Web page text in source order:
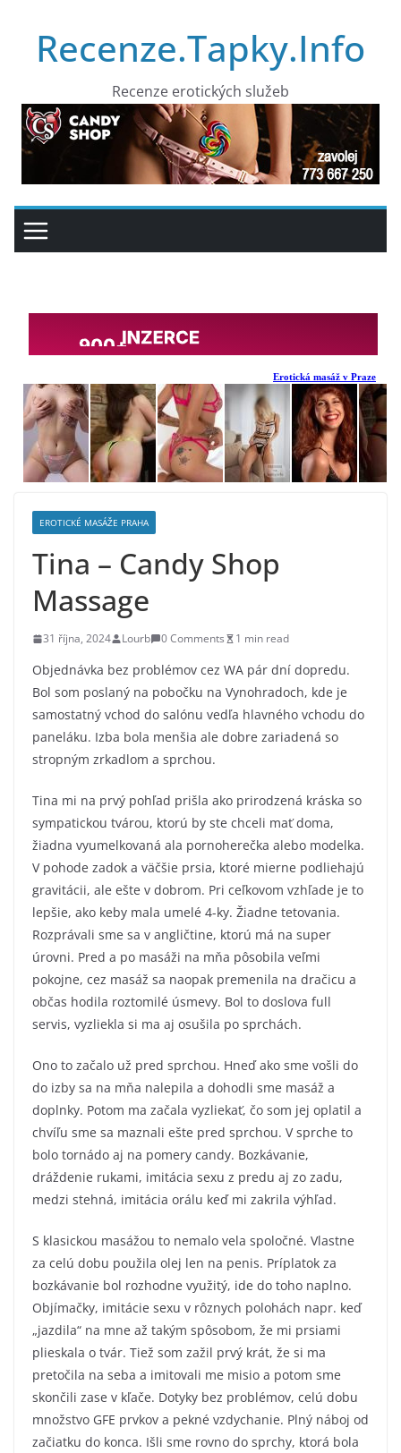
obsahRecenze.Tapky.Info
Recenze erotických služeb
EROTICKÉ MASÁŽE PRAHA
Tina – Candy Shop
Massage
31 října, 2024 Lourb 0 Comments 1 min read
Objednávka bez problémov cez WA pár dní dopredu.
Bol som poslaný na pobočku na Vynohradoch, kde je
samostatný vchod do salónu vedľa hlavného vchodu do
paneláku. Izba bola menšia ale dobre zariadená so
stropným zrkadlom a sprchou.
Tina mi na prvý pohľad prišla ako prirodzená kráska so
sympatickou tvárou, ktorú by ste chceli mať doma,
žiadna vyumelkovaná ala pornoherečka alebo modelka.
V pohode zadok a väčšie prsia, ktoré mierne podliehajú
gravitácii, ale ešte v dobrom. Pri ceľkovom vzhľade je to
lepšie, ako keby mala umelé 4-ky. Žiadne tetovania.
Rozprávali sme sa v angličtine, ktorú má na super
úrovni. Pred a po masáži na mňa pôsobila veľmi
pokojne, cez masáž sa naopak premenila na dračicu a
občas hodila roztomilé úsmevy. Bol to doslova full
servis, vyzliekla si ma aj osušila po sprchách.
Ono to začalo už pred sprchou. Hneď ako sme vošli do
do izby sa na mňa nalepila a dohodli sme masáž a
doplnky. Potom ma začala vyzliekať, čo som jej oplatil a
chvíľu sme sa maznali ešte pred sprchou. V sprche to
bolo tornádo aj na pomery candy. Bozkávanie,
dráždenie rukami, imitácia sexu z predu aj zo zadu,
medzi stehná, imitácia orálu keď mi zakrila výhľad.
S klasickou masážou to nemalo vela spoločné. Vlastne
za celú dobu použila olej len na penis. Príplatok za
bozkávanie bol rozhodne využitý, ide do toho naplno.
Objímačky, imitácie sexu v rôznych polohách napr. keď
„jazdila“ na mne až takým spôsobom, že mi prsiami
plieskala o tvár. Tiež som zažil prvý krát, že si ma
pretočila na seba a imitovali me misio a potom sme
skončili zase v kľače. Dotyky bez problémov, celú dobu
množstvo GFE prvkov a pekné vzdychanie. Plný náboj od
začiatku do konca. Išli sme rovno do sprchy, ktorá bola